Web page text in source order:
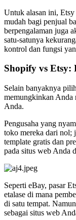
Untuk alasan ini,
mudah bagi penjual
berpengalaman juga
satu-satunya
kontrol dan fungsi
Shopify vs Etsy:
Selain banyaknya
memungkinkan Anda
Anda.
Pengusaha yang
toko mereka dari nol;
template gratis dan
pada situs web Anda
Seperti eBay, pasar
etalase di mana
di satu tempat.
sebagai situs web